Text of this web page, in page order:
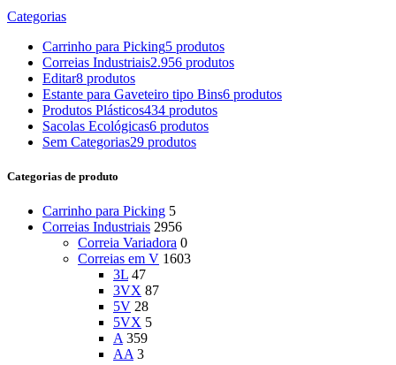
Categorias
Carrinho para Picking5 produtos
Correias Industriais2.956 produtos
Editar8 produtos
Estante para Gaveteiro tipo Bins6 produtos
Produtos Plásticos434 produtos
Sacolas Ecológicas6 produtos
Sem Categorias29 produtos
Categorias de produto
Carrinho para Picking 5
Correias Industriais 2956
Correia Variadora 0
Correias em V 1603
3L 47
3VX 87
5V 28
5VX 5
A 359
AA 3